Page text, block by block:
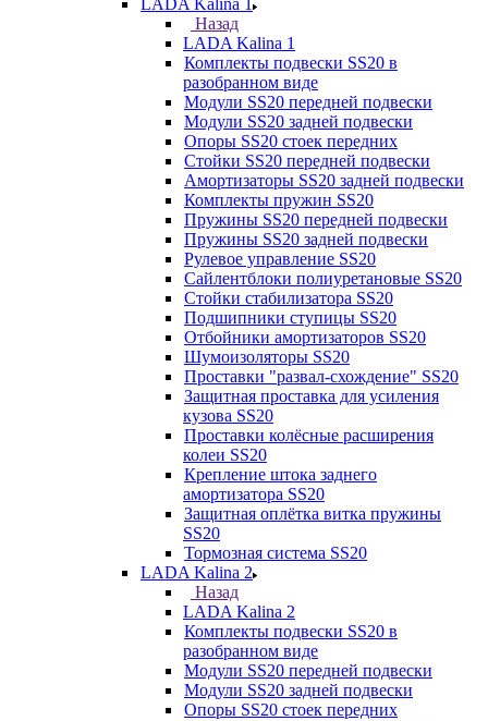
LADA Kalina 1
Назад
LADA Kalina 1
Комплекты подвески SS20 в
разобранном виде
Модули SS20 передней подвески
Модули SS20 задней подвески
Опоры SS20 стоек передних
Стойки SS20 передней подвески
Амортизаторы SS20 задней подвески
Комплекты пружин SS20
Пружины SS20 передней подвески
Пружины SS20 задней подвески
Рулевое управление SS20
Сайлентблоки полиуретановые SS20
Стойки стабилизатора SS20
Подшипники ступицы SS20
Отбойники амортизаторов SS20
Шумоизоляторы SS20
Проставки "развал-схождение" SS20
Защитная проставка для усиления
кузова SS20
Проставки колёсные расширения
колеи SS20
Крепление штока заднего
амортизатора SS20
Защитная оплётка витка пружины
SS20
Тормозная система SS20
LADA Kalina 2
Назад
LADA Kalina 2
Комплекты подвески SS20 в
разобранном виде
Модули SS20 передней подвески
Модули SS20 задней подвески
Опоры SS20 стоек передних